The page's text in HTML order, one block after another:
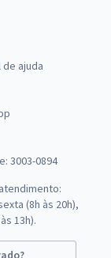
de ajuda
3003-0894
(8h às 20h),
13h).